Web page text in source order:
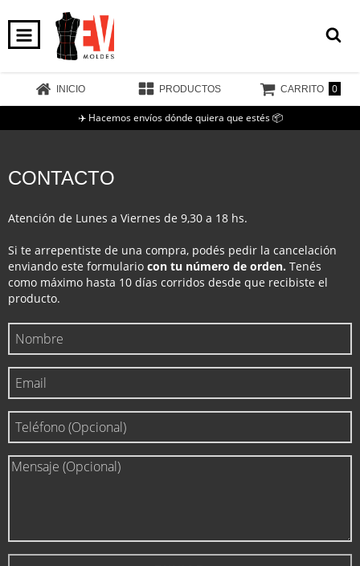
INICIO PRODUCTOS CARRITO 0
✈️ Hacemos envíos dónde quiera que estés 📦
CONTACTO
Atención de Lunes a Viernes de 9,30 a 18 hs.
Si te arrepentiste de una compra, podés pedir la cancelación
enviando este formulario con tu número de orden. Tenés
como máximo hasta 10 días corridos desde que recibiste el
producto.